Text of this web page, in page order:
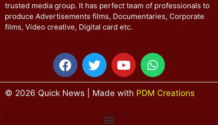
trusted media group. It has perfect team of professionals to
produce Advertisements films, Documentaries, Corporate
films, Video creative, Digital card etc.
© 2026 Quick News | Made with PDM Creations